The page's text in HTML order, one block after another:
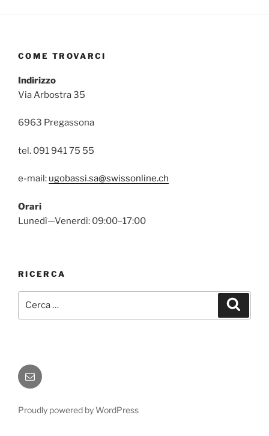
COME TROVARCI
Indirizzo
Via Arbostra 35
6963 Pregassona
tel. 091 941 75 55
e-mail: ugobassi.sa@swissonline.ch
Orari
Lunedì—Venerdì: 09:00–17:00
RICERCA
Email
Proudly powered by WordPress